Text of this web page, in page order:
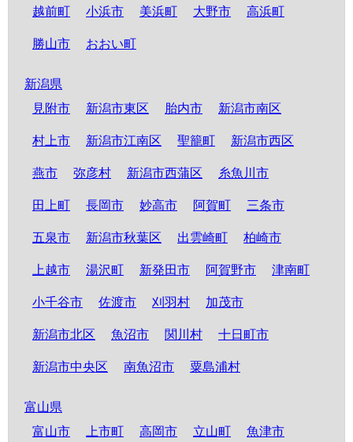
越前町 小浜市 美浜町 大野市 高浜町
勝山市 おおい町
新潟県
見附市
新潟市東区 胎内市 新潟市南区
村上市 新潟市江南区 聖籠町 新潟市西区
燕市 弥彦村 新潟市西蒲区 糸魚川市
田上町 長岡市 妙高市 阿賀町 三条市
五泉市 新潟市秋葉区 出雲崎町 柏崎市
上越市 湯沢町 新発田市 阿賀野市 津南町
小千谷市 佐渡市 刈羽村 加茂市
新潟市北区 魚沼市 関川村 十日町市
新潟市中央区 南魚沼市 粟島浦村
富山県
富山市
上市町 高岡市 立山町 魚津市